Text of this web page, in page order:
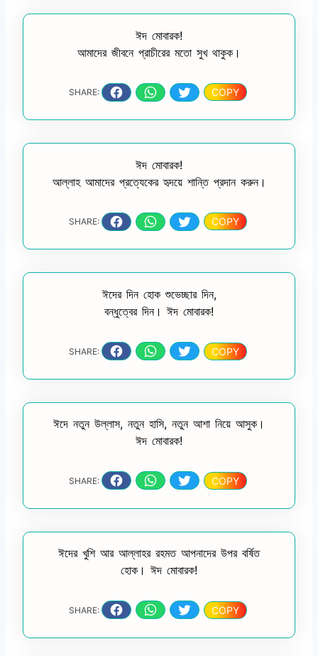
ঈদ মোবারক!
আমাদের জীবনে প্রাচীরের মতো সুখ থাকুক।
SHARE: COPY
ঈদ মোবারক!
আল্লাহ আমাদের প্রত্যেকের হৃদয়ে শান্তি প্রদান করুন।
SHARE: COPY
ঈদের দিন হোক শুভেচ্ছার দিন,
বন্ধুত্বের দিন। ঈদ মোবারক!
SHARE: COPY
ঈদে নতুন উল্লাস, নতুন হাসি, নতুন আশা নিয়ে আসুক।
ঈদ মোবারক!
SHARE: COPY
ঈদের খুশি আর আল্লাহর রহমত আপনাদের উপর বর্ষিত
হোক। ঈদ মোবারক!
SHARE: COPY